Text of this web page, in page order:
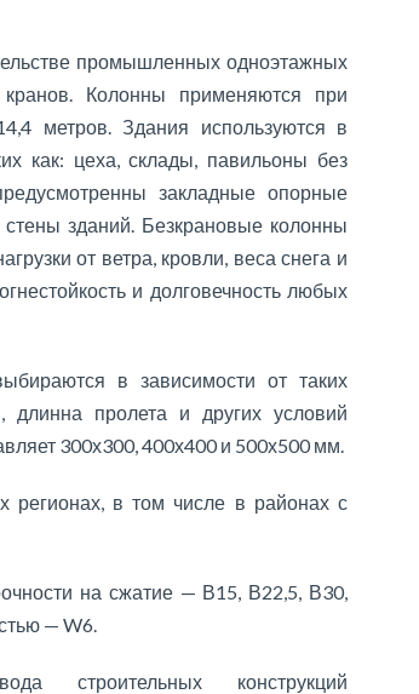
промышленных одноэтажных
Колонны применяются при
метров. Здания используются в
как: цеха, склады, павильоны без
закладные опорные
зданий. Безкрановые колонны
от ветра, кровли, веса снега и
и долговечность любых
в зависимости от таких
длинна пролета и других условий
300х300, 400х400 и 500х500 мм.
регионах, в том числе в районах с
на сжатие — В15, В22,5, В30,
— W6.
строительных конструкций